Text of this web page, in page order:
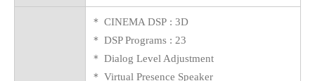
＊ CINEMA DSP : 3D
＊ DSP Programs : 23
＊ Dialog Level Adjustment
＊ Virtual Presence Speaker